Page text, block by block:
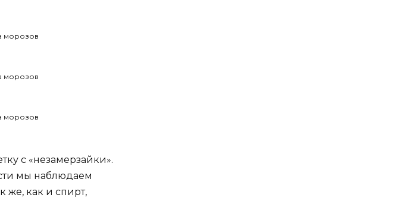
с «незамерзайки».
мы наблюдаем
же, как и спирт,